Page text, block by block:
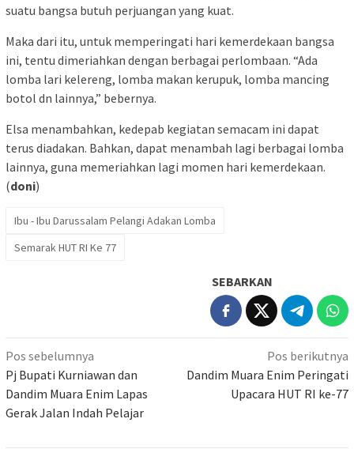
suatu bangsa butuh perjuangan yang kuat.
Maka dari itu, untuk memperingati hari kemerdekaan bangsa
ini, tentu dimeriahkan dengan berbagai perlombaan. “Ada
lomba lari kelereng, lomba makan kerupuk, lomba mancing
botol dn lainnya,” bebernya.
Elsa menambahkan, kedepab kegiatan semacam ini dapat
terus diadakan. Bahkan, dapat menambah lagi berbagai lomba
lainnya, guna memeriahkan lagi momen hari kemerdekaan.
(doni)
Ibu - Ibu Darussalam Pelangi Adakan Lomba
Semarak HUT RI Ke 77
SEBARKAN
Navigasi
pos
Pos sebelumnya
Pj Bupati Kurniawan dan
Dandim Muara Enim Lapas
Gerak Jalan Indah Pelajar
Pos berikutnya
Dandim Muara Enim Peringati
Upacara HUT RI ke-77